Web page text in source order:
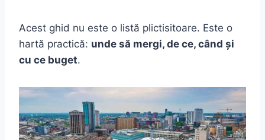
Acest ghid nu este o listă plictisitoare. Este o
hartă practică: unde să mergi, de ce, când și
cu ce buget.